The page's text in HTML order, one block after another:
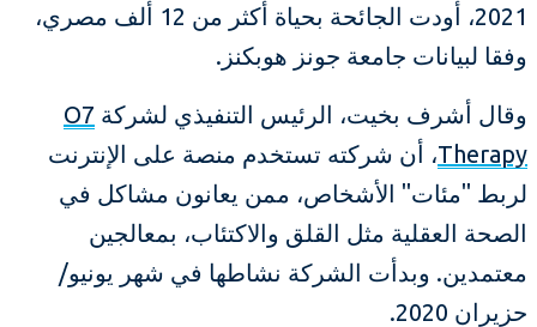
2021، أودت الجائحة بحياة أكثر من 12 ألف مصري،
وفقا لبيانات جامعة جونز هوبكنز.
وقال أشرف بخيت، الرئيس التنفيذي لشركة O7
Therapy، أن شركته تستخدم منصة على الإنترنت
لربط "مئات" الأشخاص، ممن يعانون مشاكل في
الصحة العقلية مثل القلق والاكتئاب، بمعالجين
معتمدين. وبدأت الشركة نشاطها في شهر يونيو/
حزيران 2020.